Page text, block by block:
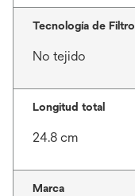
Tecnología de Filtro
No tejido
Longitud total
24.8 cm
Marca